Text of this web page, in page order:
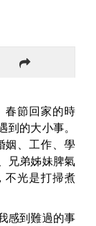
春節回家的時
的大小事。
姻、工作、學
兄弟姊妹脾氣
不光是打掃煮
感到難過的事